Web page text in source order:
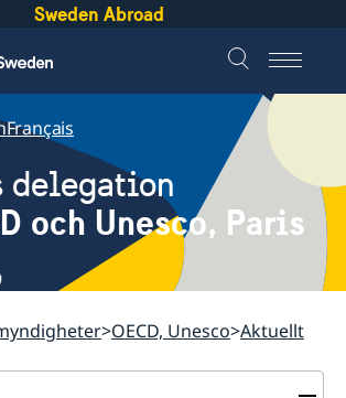
Sweden Abroad
Français
delegation
och Unesco, Paris
OECD, Unesco Aktuellt